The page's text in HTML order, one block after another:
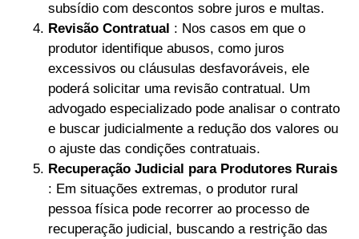
subsídio com descontos sobre juros e multas.
Revisão Contratual : Nos casos em que o
produtor identifique abusos, como juros
excessivos ou cláusulas desfavoráveis, ele
poderá solicitar uma revisão contratual. Um
advogado especializado pode analisar o contrato
e buscar judicialmente a redução dos valores ou
o ajuste das condições contratuais.
Recuperação Judicial para Produtores Rurais
: Em situações extremas, o produtor rural
pessoa física pode recorrer ao processo de
recuperação judicial, buscando a restrição das